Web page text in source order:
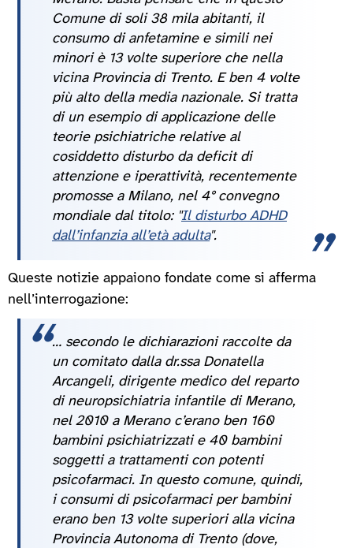
Comune di soli 38 mila abitanti, il
consumo di anfetamine e simili nei
minori è 13 volte superiore che nella
vicina Provincia di Trento. E ben 4 volte
più alto della media nazionale. Si tratta
di un esempio di applicazione delle
teorie psichiatriche relative al
cosiddetto disturbo da deficit di
attenzione e iperattività, recentemente
promosse a Milano, nel 4° convegno
mondiale dal titolo: "Il disturbo ADHD
dall’infanzia all’età adulta".
Queste notizie appaiono fondate come si afferma
nell’interrogazione:
… secondo le dichiarazioni raccolte da
un comitato dalla dr.ssa Donatella
Arcangeli, dirigente medico del reparto
di neuropsichiatria infantile di Merano,
nel 2010 a Merano c’erano ben 160
bambini psichiatrizzati e 40 bambini
soggetti a trattamenti con potenti
psicofarmaci. In questo comune, quindi,
i consumi di psicofarmaci per bambini
erano ben 13 volte superiori alla vicina
Provincia Autonoma di Trento (dove,